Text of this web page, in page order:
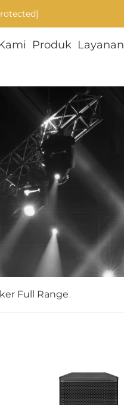
Produk Layanan
Full Range